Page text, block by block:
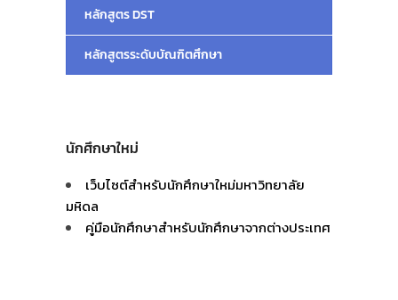
หลักสูตร DST
หลักสูตรระดับบัณฑิตศึกษา
นักศึกษาใหม่
เว็บไซต์สำหรับนักศึกษาใหม่มหาวิทยาลัย
มหิดล
คู่มือนักศึกษาสำหรับนักศึกษาจากต่างประเทศ